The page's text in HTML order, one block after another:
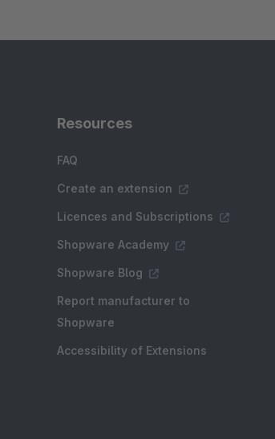
Resources
FAQ
Create an extension
Licences and Subscriptions
Shopware Academy
Shopware Blog
Report manufacturer to
Shopware
Accessibility of Extensions